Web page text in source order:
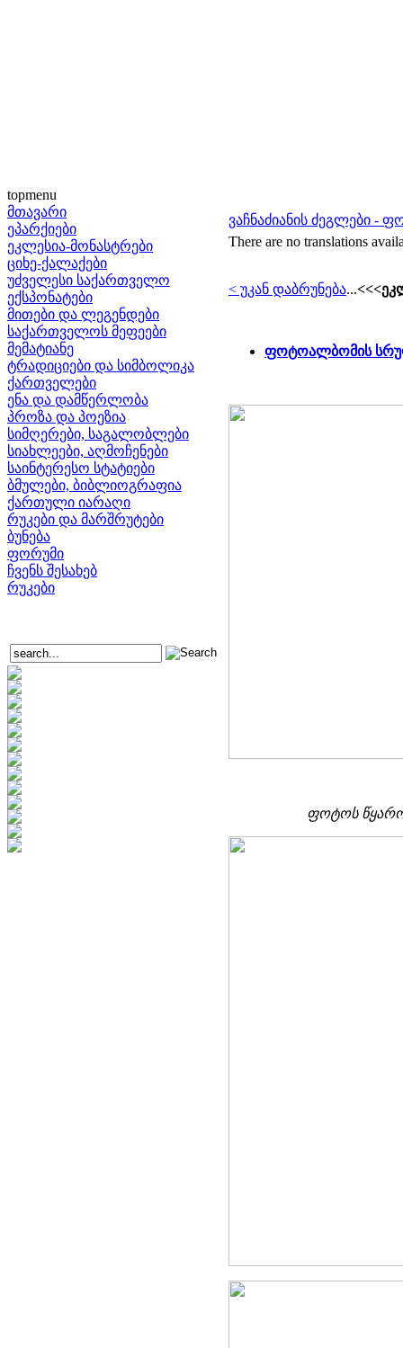
topmenu
მთავარი
ეპარქიები
ეკლესია-მონასტრები
ციხე-ქალაქები
უძველესი საქართველო
ექსპონატები
მითები და ლეგენდები
საქართველოს მეფეები
მემატიანე
ტრადიციები და სიმბოლიკა
ქართველები
ენა და დამწერლობა
პროზა და პოეზია
სიმღერები, საგალობლები
სიახლეები, აღმოჩენები
საინტერესო სტატიები
ბმულები, ბიბლიოგრაფია
ქართული იარაღი
რუკები და მარშრუტები
ბუნება
ფორუმი
ჩვენს შესახებ
რუკები
ვაჩნაძიანის ძეგლები -
There are no translations
< უკან დაბრუნება...
ფოტოალბომის
ფოტოს